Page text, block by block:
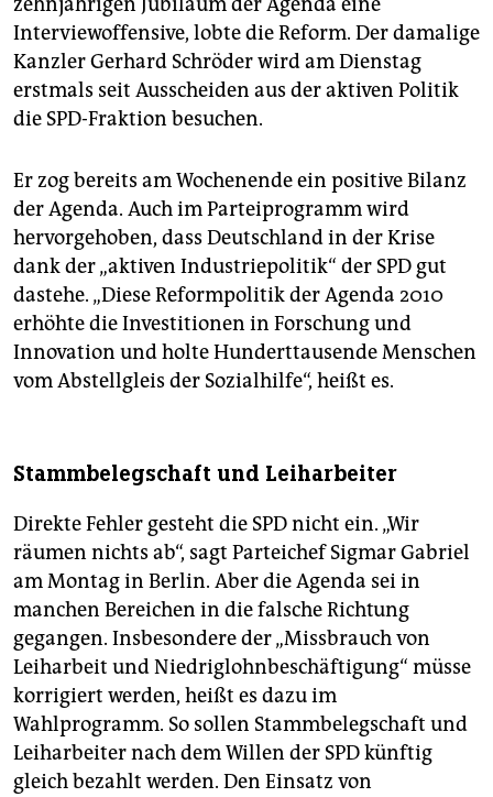
Interviewoffensive, lobte die Reform. Der damalige
Kanzler Gerhard Schröder wird am Dienstag
erstmals seit Ausscheiden aus der aktiven Politik
die SPD-Fraktion besuchen.
Er zog bereits am Wochenende ein positive Bilanz
der Agenda. Auch im Parteiprogramm wird
hervorgehoben, dass Deutschland in der Krise
dank der „aktiven Industriepolitik“ der SPD gut
dastehe. „Diese Reformpolitik der Agenda 2010
erhöhte die Investitionen in Forschung und
Innovation und holte Hunderttausende Menschen
vom Abstellgleis der Sozialhilfe“, heißt es.
Stammbelegschaft und Leiharbeiter
Direkte Fehler gesteht die SPD nicht ein. „Wir
räumen nichts ab“, sagt Parteichef Sigmar Gabriel
am Montag in Berlin. Aber die Agenda sei in
manchen Bereichen in die falsche Richtung
gegangen. Insbesondere der „Missbrauch von
Leiharbeit und Niedriglohnbeschäftigung“ müsse
korrigiert werden, heißt es dazu im
Wahlprogramm. So sollen Stammbelegschaft und
Leiharbeiter nach dem Willen der SPD künftig
gleich bezahlt werden. Den Einsatz von